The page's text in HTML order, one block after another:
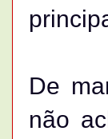
De
não